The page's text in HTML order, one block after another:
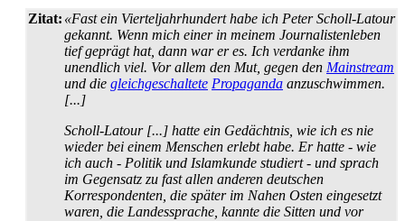
Zitat: «Fast ein Vierteljahrhundert habe ich Peter Scholl-Latour
gekannt. Wenn mich einer in meinem Journalisten­leben
tief geprägt hat, dann war er es. Ich verdanke ihm
unendlich viel. Vor allem den Mut, gegen den Mainstream
und die gleich­geschaltete Propaganda anzuschwimmen.
[...]
Scholl-Latour [...] hatte ein Gedächtnis, wie ich es nie
wieder bei einem Menschen erlebt habe. Er hatte - wie
ich auch - Politik und Islamkunde studiert - und sprach
im Gegensatz zu fast allen anderen deutschen
Korrespondenten, die später im Nahen Osten eingesetzt
waren, die Landes­sprache, kannte die Sitten und vor